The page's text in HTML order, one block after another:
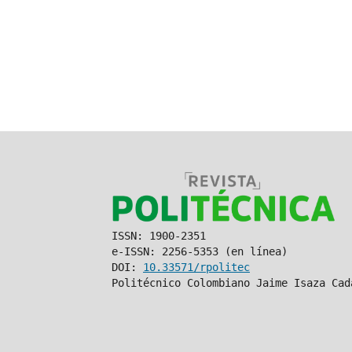
ISSN: 1900-2351
e-ISSN: 2256-5353 (en línea)
DOI: 10.33571/rpolitec
Politécnico Colombiano Jaime Isaza